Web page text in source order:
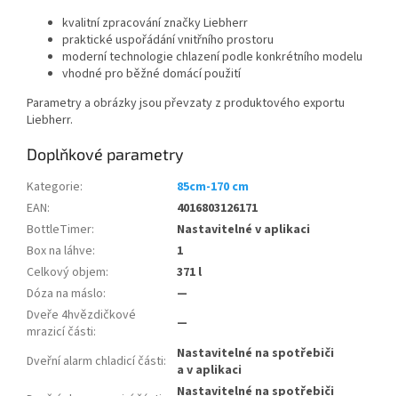
kvalitní zpracování značky Liebherr
praktické uspořádání vnitřního prostoru
moderní technologie chlazení podle konkrétního modelu
vhodné pro běžné domácí použití
Parametry a obrázky jsou převzaty z produktového exportu
Liebherr.
Doplňkové parametry
Kategorie:
85cm-170 cm
EAN:
4016803126171
BottleTimer:
Nastavitelné v aplikaci
Box na láhve:
1
Celkový objem:
371 l
Dóza na máslo:
—
Dveře 4hvězdičkové
mrazicí části: —
Dveřní alarm chladicí části:
Nastavitelné na spotřebiči
a v aplikaci
Nastavitelné na spotřebiči